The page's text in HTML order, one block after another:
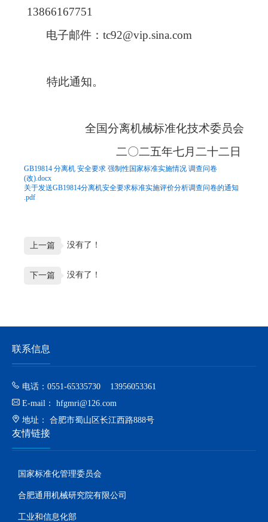
13866167751
电子邮件： tc92@vip.sina.com
特此通知。
全国分离机械标准化技术委员会
二〇二五年七月二十二日
GB19814 分离机 安全要求 强制性国家标准实施情况 调查问卷
(改).docx
关于发送GB19814分离机安全要求标准实施评价分析调查问卷的通知
.pdf
上一篇 没有了！
下一篇 没有了！
联系信息
电话：0551-65335730 13956053361
E-mail： hfgmri@126.com
地址： 合肥市蜀山区长江西路888号
友情链接
国家标准化管理委员会
合肥通用机械研究院有限公司
工业和信息化部